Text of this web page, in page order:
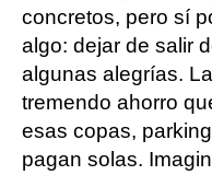
concretos, pero sí
algo: dejar de salir
algunas alegrías.
tremendo ahorro
esas copas,
pagan solas.